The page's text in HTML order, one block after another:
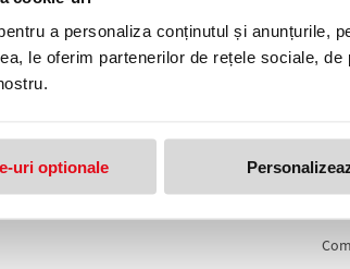
a personaliza conținutul și anunțurile,
le oferim partenerilor de rețele sociale,
uri optionale
acest produs!